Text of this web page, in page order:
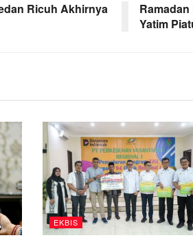
Ricuh Akhirnya
Ramadan
Yatim
EKBIS